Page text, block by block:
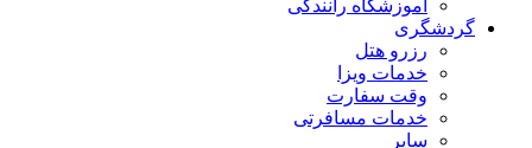
آموزشگاه رانندگی
گردشگری
رزرو هتل
خدمات ویزا
وقت سفارت
خدمات مسافرتی
سایر